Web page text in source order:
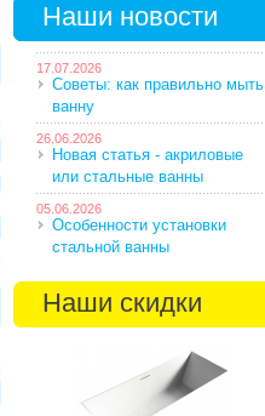
Наши новости
17.07.2026
Советы: как правильно мыть
ванну
26.06.2026
Новая статья - акриловые
или стальные ванны
05.06.2026
Особенности установки
стальной ванны
Наши скидки